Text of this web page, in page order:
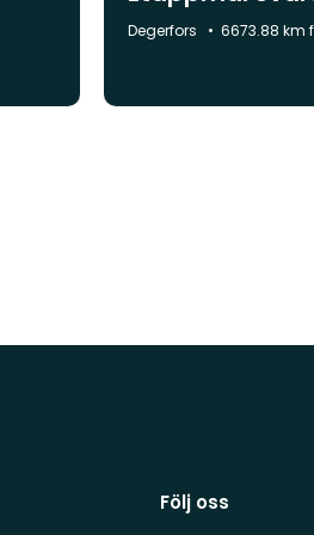
Kommun:
Degerfors 6673.88 km
Följ oss